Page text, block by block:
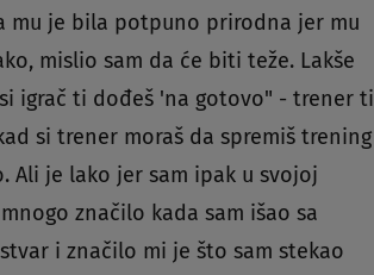
mu je bila potpuno prirodna jer mu
mislio sam da će biti teže. Lakše
igrač ti dođeš 'na gotovo" - trener ti
si trener moraš da spremiš trening
Ali je lako jer sam ipak u svojoj
značilo kada sam išao sa
i značilo mi je što sam stekao